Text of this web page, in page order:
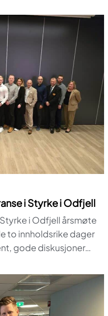
i Styrke i Odfjell
i Odfjell årsmøte
to innholdsrike dager
gode diskusjoner…